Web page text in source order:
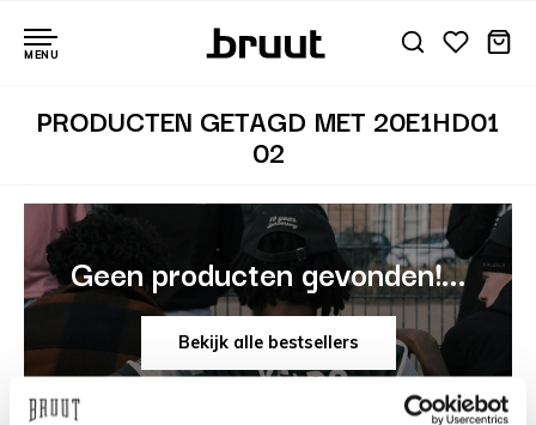
MENU
PRODUCTEN GETAGD MET 20E1HD01
02
Geen producten gevonden!...
Bekijk alle bestsellers